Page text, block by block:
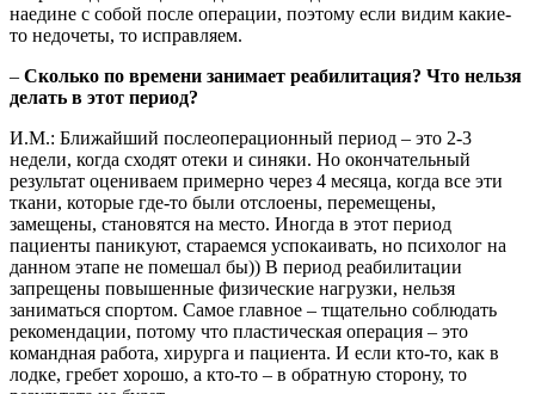
наедине с собой после операции, поэтому если видим какие-
то недочеты, то исправляем.
– Сколько по времени занимает реабилитация? Что нельзя
делать в этот период?
И.М.: Ближайший послеоперационный период – это 2-3
недели, когда сходят отеки и синяки. Но окончательный
результат оцениваем примерно через 4 месяца, когда все эти
ткани, которые где-то были отслоены, перемещены,
замещены, становятся на место. Иногда в этот период
пациенты паникуют, стараемся успокаивать, но психолог на
данном этапе не помешал бы)) В период реабилитации
запрещены повышенные физические нагрузки, нельзя
заниматься спортом. Самое главное – тщательно соблюдать
рекомендации, потому что пластическая операция – это
командная работа, хирурга и пациента. И если кто-то, как в
лодке, гребет хорошо, а кто-то – в обратную сторону, то